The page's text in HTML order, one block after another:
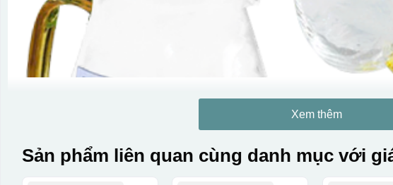
Xem thêm
Sản phẩm liên quan cùng danh mục với